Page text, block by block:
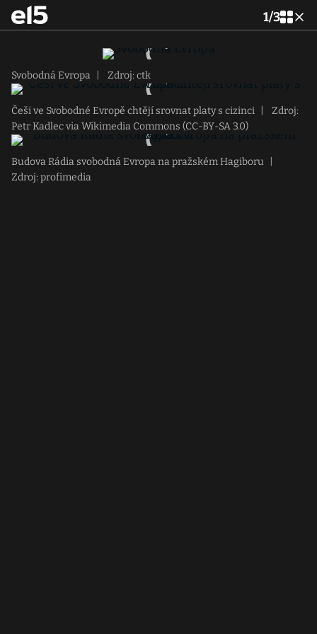
1/3
Svobodná Evropa Zdroj: ctk
Češi ve Svobodné Evropě chtějí srovnat platy s cizinci
Zdroj:
Petr Kadlec via Wikimedia Commons (CC-BY-SA 3.0)
Budova Rádia svobodná Evropa na pražském Hagiboru
Zdroj: profimedia